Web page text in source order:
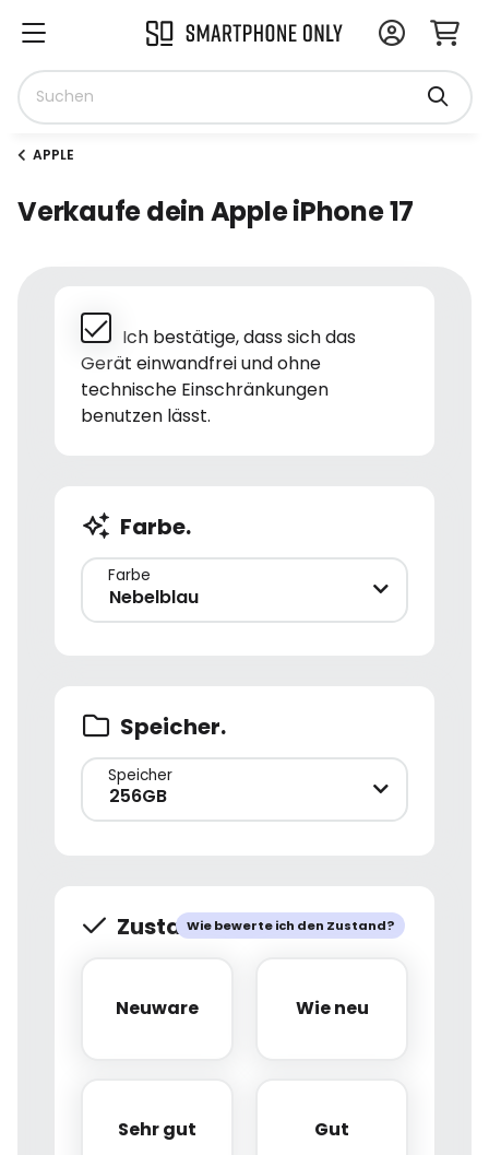
APPLE
Verkaufe dein Apple iPhone 17
Ich bestätige, dass sich das
Gerät einwandfrei und ohne
technische Einschränkungen
benutzen lässt.
Farbe.
Farbe
Nebelblau
Speicher.
Speicher
256GB
Wie bewerte ich den Zustand?
Zustand.
Neuware
Neuware Wie neu
Wie neu
Sehr gut
Sehr gut Gut
Gut